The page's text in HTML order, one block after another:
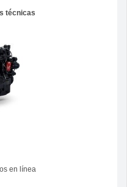
técnicas
en línea